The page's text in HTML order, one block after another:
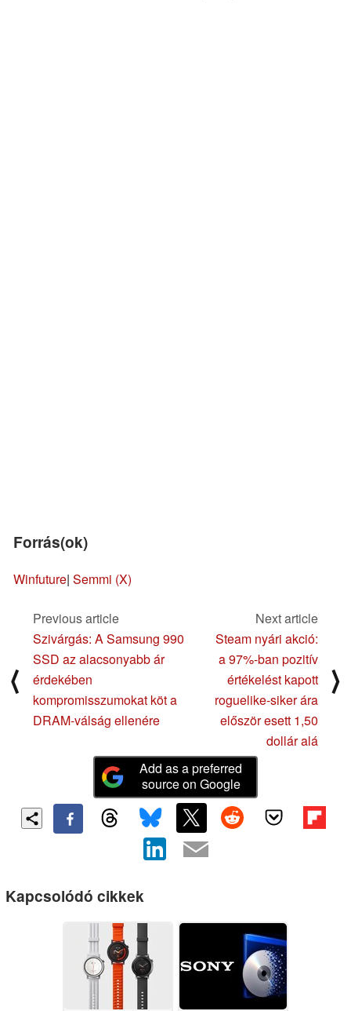
Forrás(ok)
Winfuture| Semmi (X)
⟨
Previous article
Szivárgás: A Samsung 990
SSD az alacsonyabb ár
érdekében
kompromisszumokat köt a
DRAM-válság ellenére
Next article
Steam nyári akció:
a 97%-ban pozitív
értékelést kapott
roguelike-siker ára
először esett 1,50
dollár alá
⟩
Add as a preferred
source on Google
Kapcsolódó cikkek